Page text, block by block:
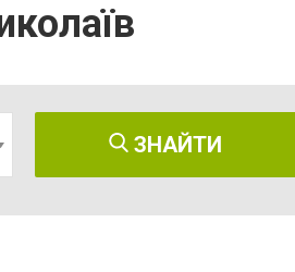
ЗНАЙТИ